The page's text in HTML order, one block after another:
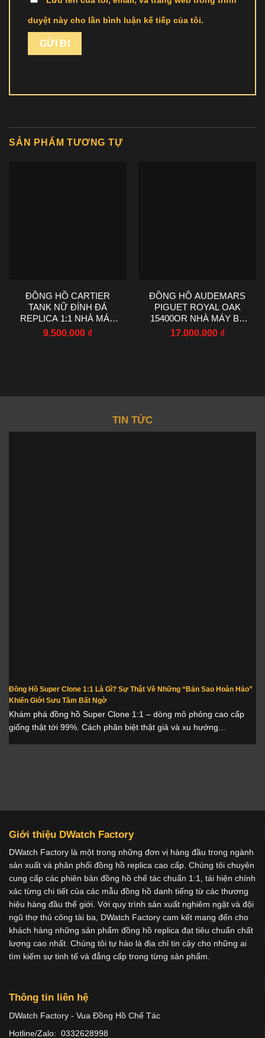
duyệt này cho lần bình luận kế tiếp của tôi.
SẢN PHẨM TƯƠNG TỰ
ĐỒNG HỒ CARTIER
TANK NỮ ĐÍNH ĐÁ
REPLICA 1:1 NHÀ MÁY
AF 22X29MM
9.500.000 ₫
ĐỒNG HỒ AUDEMARS
PIGUET ROYAL OAK
15400OR NHÀ MÁY BF
V4 CHẾ TÁC 41MM
17.000.000 ₫
TIN TỨC
Đồng Hồ Super Clone 1:1 Là Gì? Sự Thật Về Những “Bản Sao Hoàn Hảo”
Khiến Giới Sưu Tầm Bất Ngờ
Khám phá đồng hồ Super Clone 1:1 – dòng mô phỏng cao cấp
giống thật tới 99%. Cách phân biệt thật giả và xu hướng...
Giới thiệu DWatch Factory
DWatch Factory là một trong những đơn vị hàng đầu trong ngành
sản xuất và phân phối đồng hồ replica cao cấp. Chúng tôi chuyên
cung cấp các phiên bản đồng hồ chế tác chuẩn 1:1, tái hiện chính
xác từng chi tiết của các mẫu đồng hồ danh tiếng từ các thương
hiệu hàng đầu thế giới. Với quy trình sản xuất nghiêm ngặt và đội
ngũ thợ thủ công tài ba, DWatch Factory cam kết mang đến cho
khách hàng những sản phẩm đồng hồ replica đạt tiêu chuẩn chất
lượng cao nhất. Chúng tôi tự hào là địa chỉ tin cậy cho những ai
tìm kiếm sự tinh tế và đẳng cấp trong từng sản phẩm.
Thông tin liên hệ
DWatch Factory - Vua Đồng Hồ Chế Tác
Hotline/Zalo: 0332628998